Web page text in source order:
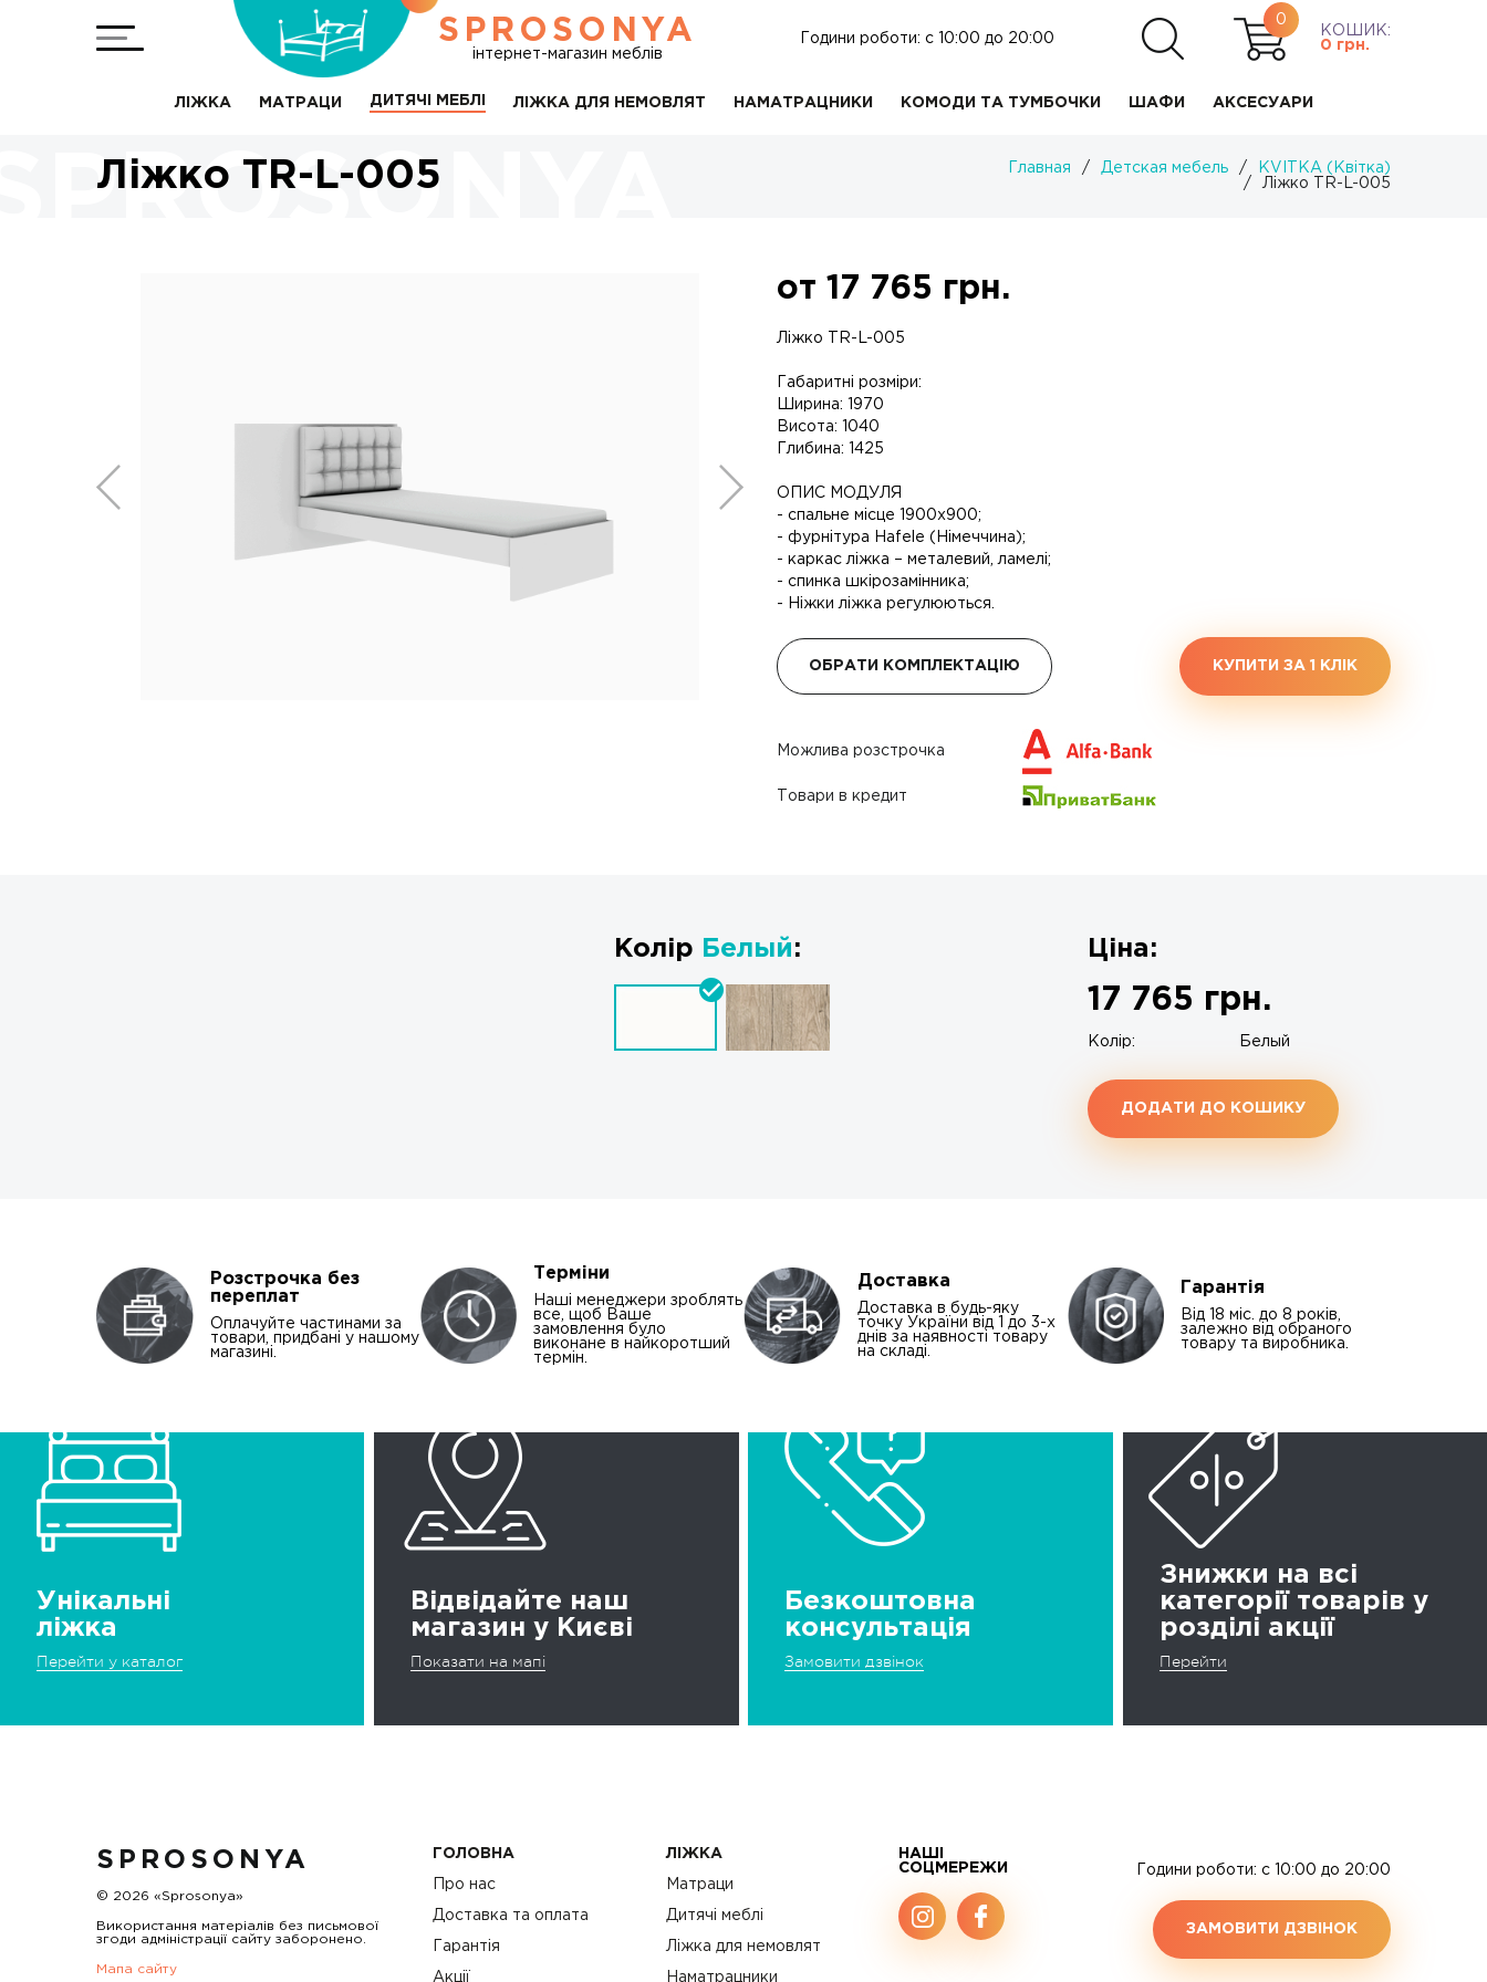
SPROSONYA
інтернет-магазин меблів
Години роботи: c 10:00 до 20:00
0
КОШИК:
0 грн.
ЛІЖКА МАТРАЦИ ДИТЯЧІ МЕБЛІ ЛІЖКА ДЛЯ НЕМОВЛЯТ НАМАТРАЦНИКИ КОМОДИ ТА ТУМБОЧКИ ШАФИ АКСЕСУАРИ
Ліжко TR-L-005 Главная / Детская мебель /
KVITKA (Квітка)
/
Ліжко TR-L-005
от 17 765 грн.
Ліжко TR-L-005
Габаритні розміри:
Ширина: 1970
Висота: 1040
Глибина: 1425
ОПИС МОДУЛЯ
- спальне місце 1900х900;
- фурнітура Hafele (Німеччина);
- каркас ліжка – металевий, ламелі;
- спинка шкірозамінника;
- Ніжки ліжка регулюються.
ОБРАТИ КОМПЛЕКТАЦІЮ КУПИТИ ЗА 1 КЛIК
Можлива розстрочка
Товари в кредит
Колір Белый: Ціна:
17 765 грн.
Колір: Белый
ДОДАТИ ДО КОШИКУ
Розстрочка без
переплат
Оплачуйте частинами за
товари, придбані у нашому
магазині.
Терміни
Наші менеджери зроблять
все, щоб Ваше
замовлення було
виконане в найкоротший
термін.
Доставка
Доставка в будь-яку
точку України від 1 до 3-х
днів за наявності товару
на складі.
Гарантія
Від 18 міс. до 8 років,
залежно від обраного
товару та виробника.
Унікальні
ліжка
Перейти у каталог
Відвідайте наш
магазин у Києві
Показати на мапі
Безкоштовна
консультація
Замовити дзвінок
Знижки на всі
категорії товарів у
розділі акції
Перейти
SPROSONYA
© 2026 «Sprosonya»
Використання матеріалів без письмової
згоди адміністрації сайту заборонено.
Мапа сайту
ГОЛОВНА
Про нас
Доставка та оплата
Гарантія
Акції
ЛІЖКА
Матраци
Дитячі меблі
Ліжка для немовлят
Наматрацники
НАШІ
СОЦМЕРЕЖИ
Години роботи: c 10:00 до 20:00
ЗАМОВИТИ ДЗВІНОК